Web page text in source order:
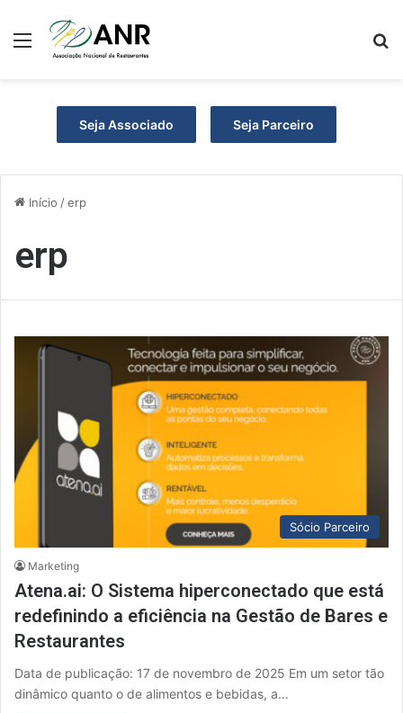
Menu
Seja Associado Seja Parceiro
Início /erp
erp
Sócio Parceiro
Marketing
Atena.ai: O Sistema hiperconectado que está
redefinindo a eficiência na Gestão de Bares e
Restaurantes
Data de publicação: 17 de novembro de 2025 Em um setor tão
dinâmico quanto o de alimentos e bebidas, a…